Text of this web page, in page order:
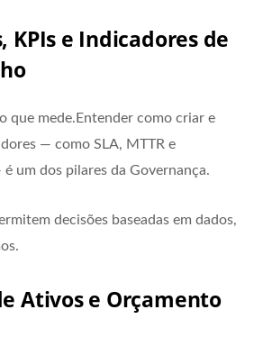
KPIs e Indicadores de
que mede.Entender como criar e
— como SLA, MTTR e
um dos pilares da Governança.
decisões baseadas em dados,
Ativos e Orçamento